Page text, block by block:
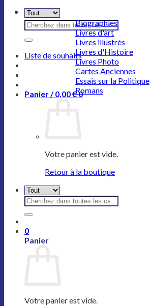
Recherche
Liste de souhaits
Panier /0,00€0
Votre panier est vide.
Retour à la boutique
Recherche
pour :
0
Panier
Votre panier est vide.
Biographies
Livres d'art
Livres illustrés
Livres d'Histoire
Livres Photo
Cartes Anciennes
Essais sur la Politique
Romans